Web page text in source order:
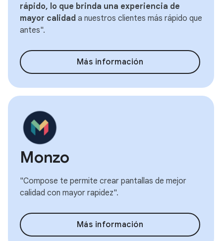
rápido, lo que brinda una experiencia de
mayor calidad a nuestros clientes más rápido que
antes".
Más información
Monzo
"Compose te permite crear pantallas de mejor
calidad con mayor rapidez".
Más información